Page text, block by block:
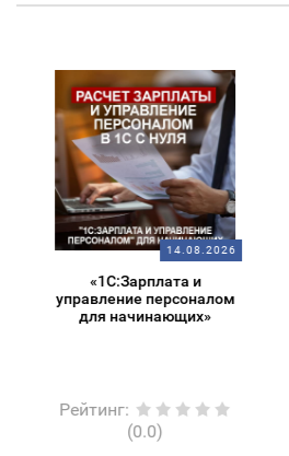
14.08.2026
«1С:Зарплата и
управление персоналом
для начинающих»
Рейтинг:
(0.0)